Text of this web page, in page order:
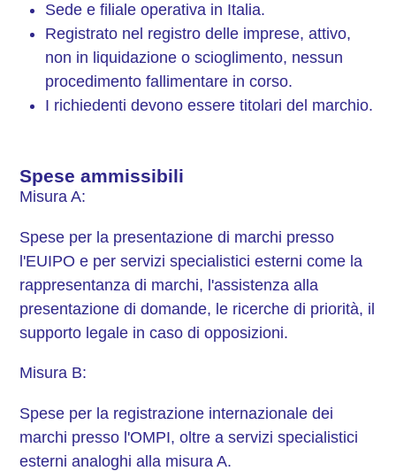
Sede e filiale operativa in Italia.
Registrato nel registro delle imprese, attivo,
non in liquidazione o scioglimento, nessun
procedimento fallimentare in corso.
I richiedenti devono essere titolari del marchio.
Spese ammissibili
Misura A:
Spese per la presentazione di marchi presso
l'EUIPO e per servizi specialistici esterni come la
rappresentanza di marchi, l'assistenza alla
presentazione di domande, le ricerche di priorità, il
supporto legale in caso di opposizioni.
Misura B:
Spese per la registrazione internazionale dei
marchi presso l'OMPI, oltre a servizi specialistici
esterni analoghi alla misura A.